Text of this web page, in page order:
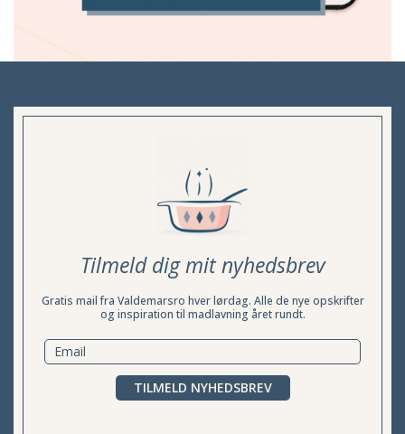
Tilmeld dig mit nyhedsbrev
Gratis mail fra Valdemarsro hver lørdag. Alle de nye opskrifter
og inspiration til madlavning året rundt.
TILMELD NYHEDSBREV